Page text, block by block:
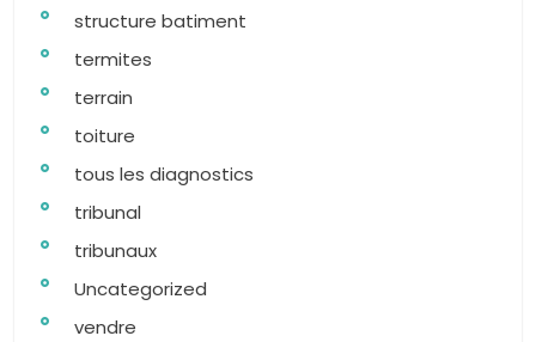
structure batiment
termites
terrain
toiture
tous les diagnostics
tribunal
tribunaux
Uncategorized
vendre